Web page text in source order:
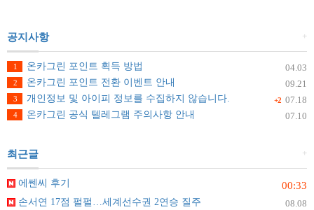
+
공지사항
04.03
1
온카그린 포인트 획득 방법
09.21
2 온카그린 포인트 전환 이벤트 안내
+2 07.18
3
개인정보 및 아이피 정보를 수집하지 않습니다.
07.10
4 온카그린 공식 텔레그램 주의사항 안내
+
최근글
00:33
에쎈씨 후기
08.08
손서연 17점 펄펄…세계선수권 2연승 질주